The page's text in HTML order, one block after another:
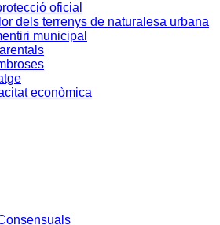
oficial
dels terrenys de naturalesa urbana
municipal
econòmica